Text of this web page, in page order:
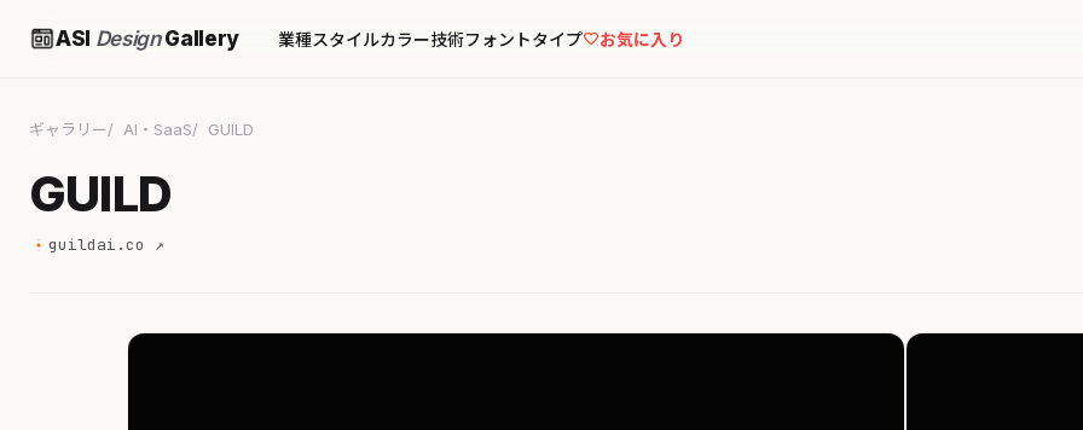
ASI DesignGallery 業種スタイルカラー技術フォントタイプ お気に入り
ギャラリー AI・SaaS GUILD
GUILD
guildai.co ↗